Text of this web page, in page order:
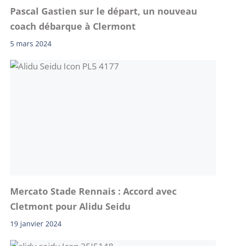
Pascal Gastien sur le départ, un nouveau
coach débarque à Clermont
5 mars 2024
Mercato Stade Rennais : Accord avec
Cletmont pour Alidu Seidu
19 janvier 2024